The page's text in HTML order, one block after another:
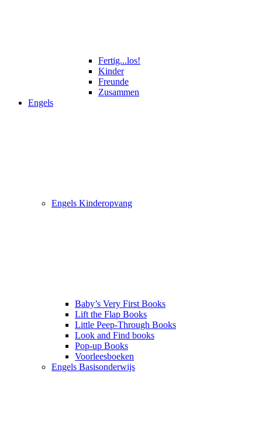
Fertig...los!
Kinder
Freunde
Zusammen
Engels
Engels Kinderopvang
Baby’s Very First Books
Lift the Flap Books
Little Peep-Through Books
Look and Find books
Pop-up Books
Voorleesboeken
Engels Basisonderwijs